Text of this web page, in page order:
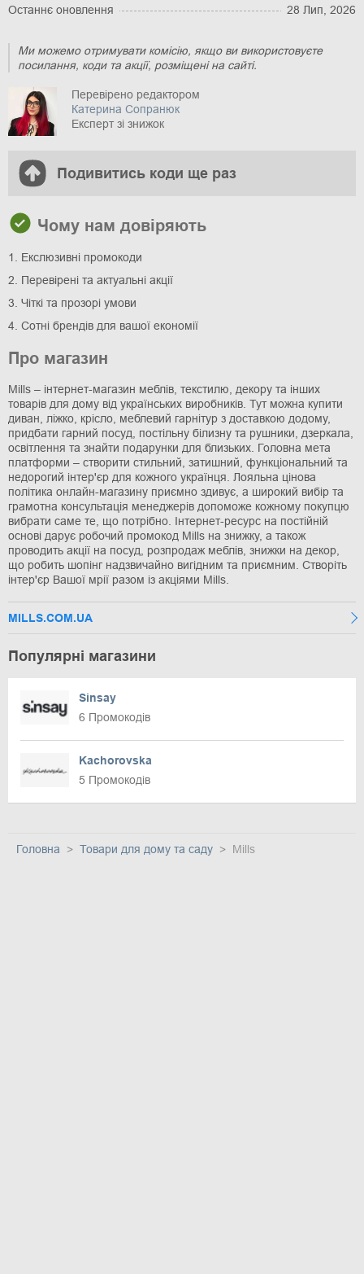
Останнє оновлення
28 Лип, 2026
Ми можемо отримувати комісію, якщо ви використовуєте
посилання, коди та акції, розміщені на сайті.
Перевірено редактором
Катерина Сопранюк
Експерт зі знижок
Подивитись коди ще раз
Чому нам довіряють
1. Екслюзивні промокоди
2. Перевірені та актуальні акції
3. Чіткі та прозорі умови
4. Сотні брендів для вашої економії
Про магазин
Mills – інтернет-магазин меблів, текстилю, декору та інших
товарів для дому від українських виробників. Тут можна купити
диван, ліжко, крісло, меблевий гарнітур з доставкою додому,
придбати гарний посуд, постільну білизну та рушники, дзеркала,
освітлення та знайти подарунки для близьких. Головна мета
платформи – створити стильний, затишний, функціональний та
недорогий інтер'єр для кожного українця. Лояльна цінова
політика онлайн-магазину приємно здивує, а широкий вибір та
грамотна консультація менеджерів допоможе кожному покупцю
вибрати саме те, що потрібно. Інтернет-ресурс на постійній
основі дарує робочий промокод Mills на знижку, а також
проводить акції на посуд, розпродаж меблів, знижки на декор,
що робить шопінг надзвичайно вигідним та приємним. Створіть
інтер'єр Вашої мрії разом із акціями Mills.
MILLS.COM.UA
Популярні магазини
Sinsay
6 Промокодів
Kachorovska
5 Промокодів
Головна Товари для дому та саду Mills